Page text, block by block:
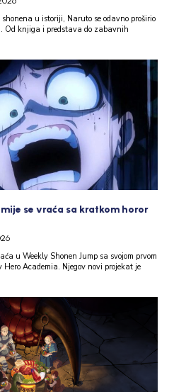
u istoriji, Naruto se odavno proširio
Od knjiga i predstava do zabavnih
se vraća sa kratkom horor
u Weekly Shonen Jump sa svojom prvom
Academia. Njegov novi projekat je